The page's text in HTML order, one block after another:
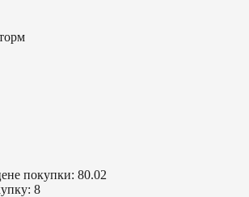
покупки: 80.02
8